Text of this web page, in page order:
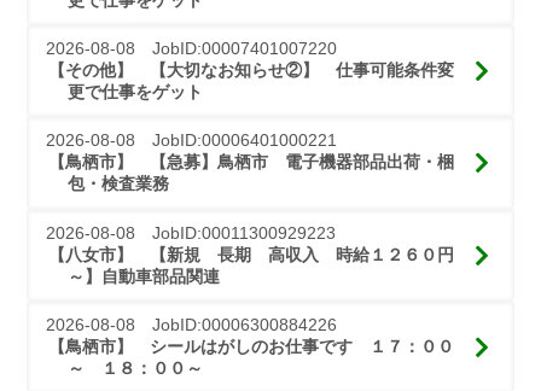
2026-08-08 JobID:00007401007220
【その他】 【大切なお知らせ②】　仕事可能条件変
更で仕事をゲット
2026-08-08 JobID:00006401000221
【鳥栖市】 【急募】鳥栖市　電子機器部品出荷・梱
包・検査業務
2026-08-08 JobID:00011300929223
【八女市】 【新規　長期　高収入　時給１２６０円
～】自動車部品関連
2026-08-08 JobID:00006300884226
【鳥栖市】 シールはがしのお仕事です　１７：００
～　１８：００～